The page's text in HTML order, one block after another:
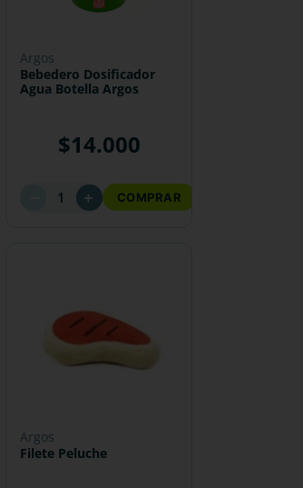
argos
Bebedero Dosificador
Agua Botella Argos
$14.000
＋ COMPRAR
argos
Filete Peluche